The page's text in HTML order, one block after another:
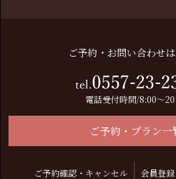
ご予約・お問い合わせ
電話受付時間/8:00～
ご予約・プラン一
ご予約確認・キャンセル 会員登録